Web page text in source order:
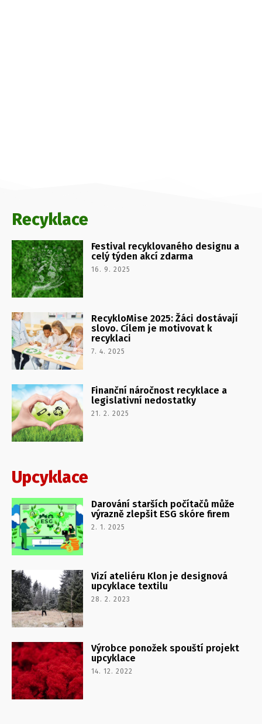
Recyklace
Festival recyklovaného designu a
celý týden akcí zdarma
16. 9. 2025
RecykloMise 2025: Žáci dostávají
slovo. Cílem je motivovat k
recyklaci
7. 4. 2025
Finanční náročnost recyklace a
legislativní nedostatky
21. 2. 2025
Upcyklace
Darování starších počítačů může
výrazně zlepšit ESG skóre firem
2. 1. 2025
Vizí ateliéru Klon je designová
upcyklace textilu
28. 2. 2023
Výrobce ponožek spouští projekt
upcyklace
14. 12. 2022